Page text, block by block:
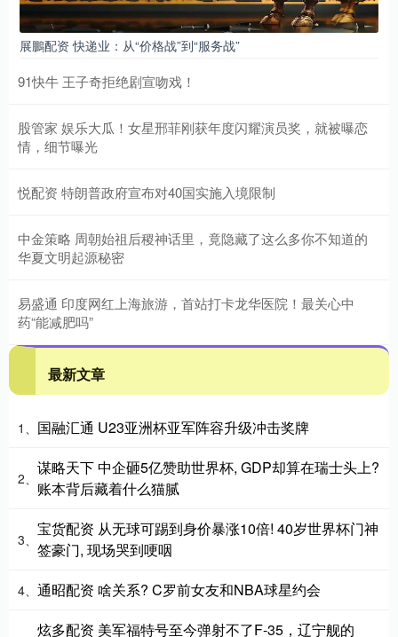
展鵬配资 快递业：从“价格战”到“服务战”
91快牛 王子奇拒绝剧宣吻戏！
股管家 娱乐大瓜！女星邢菲刚获年度闪耀演员奖，就被曝恋
情，细节曝光
悦配资 特朗普政府宣布对40国实施入境限制
中金策略 周朝始祖后稷神话里，竟隐藏了这么多你不知道的
华夏文明起源秘密
易盛通 印度网红上海旅游，首站打卡龙华医院！最关心中
药“能减肥吗”
最新文章
1、 国融汇通 U23亚洲杯亚军阵容升级冲击奖牌
2、
谋略天下 中企砸5亿赞助世界杯, GDP却算在瑞士头上?
账本背后藏着什么猫腻
3、
宝货配资 从无球可踢到身价暴涨10倍! 40岁世界杯门神
签豪门, 现场哭到哽咽
4、 通昭配资 啥关系? C罗前女友和NBA球星约会
炫多配资 美军福特号至今弹射不了F-35，辽宁舰的